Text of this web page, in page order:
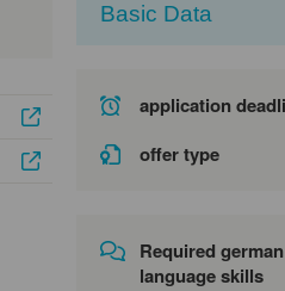
Basic Data
application
offer type
Required german
language skills